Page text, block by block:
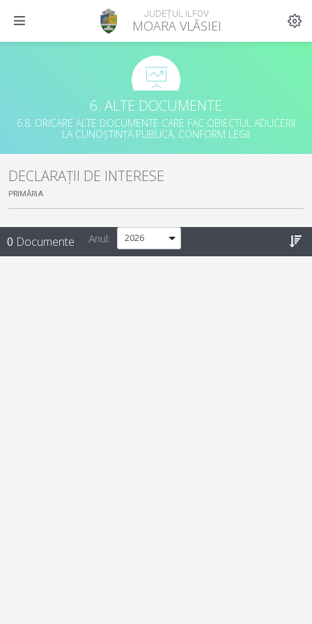
JUDEȚUL ILFOV
MOARA VLĂSIEI
6. ALTE DOCUMENTE
6.8. ORICARE ALTE DOCUMENTE CARE FAC OBIECTUL ADUCERII
LA CUNOȘTINȚĂ PUBLICĂ, CONFORM LEGII
DECLARAȚII DE INTERESE
PRIMĂRIA
0 Documente Anul: